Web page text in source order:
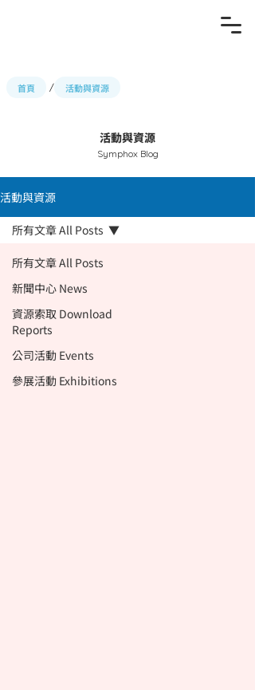
首頁 / 活動與資源
​活動與資源
Symphox Blog
活動與資源
所有文章 All Posts
新聞中心 News
資源索取 Download
Reports
公司活動 Events
參展活動 Exhibitions
所有文章 All Posts